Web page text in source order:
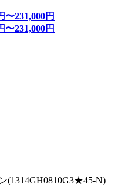
〜231,000円
〜231,000円
(1314GH0810G3★45-N)